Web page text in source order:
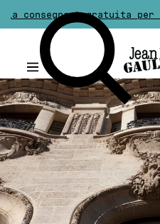
consegna è gratuita per